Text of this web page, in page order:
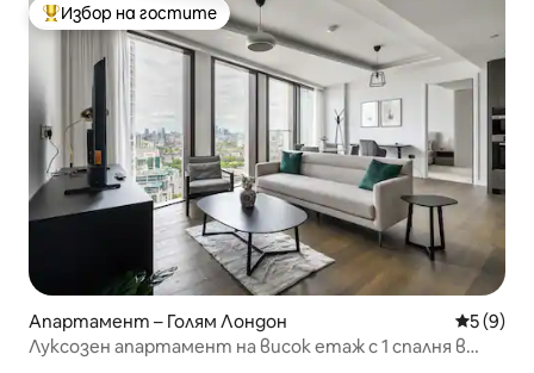
Най-популярен избор на гостите
Избор на гостите
Апартамент – Голям Лондон Средна
5 (9)
Луксозен апартамент на висок етаж с 1 спалня в